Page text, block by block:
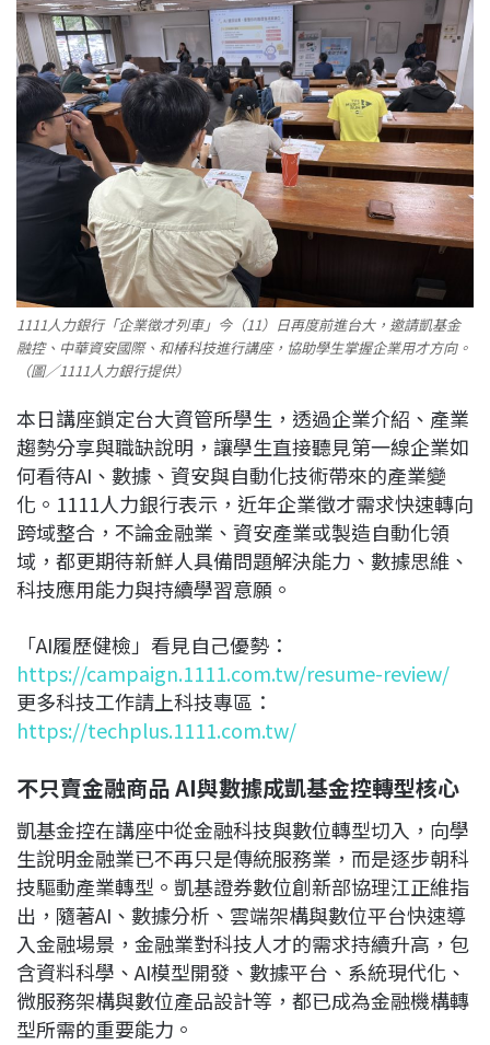
1111人力銀行「企業徵才列車」今（11）日再度前進台大，邀請凱基金
融控、中華資安國際、和椿科技進行講座，協助學生掌握企業用才方向。
（圖／1111人力銀行提供）
本日講座鎖定台大資管所學生，透過企業介紹、產業
趨勢分享與職缺說明，讓學生直接聽見第一線企業如
何看待AI、數據、資安與自動化技術帶來的產業變
化。1111人力銀行表示，近年企業徵才需求快速轉向
跨域整合，不論金融業、資安產業或製造自動化領
域，都更期待新鮮人具備問題解決能力、數據思維、
科技應用能力與持續學習意願。
「AI履歷健檢」看見自己優勢：
https://campaign.1111.com.tw/resume-review/
更多科技工作請上科技專區：
https://techplus.1111.com.tw/
不只賣金融商品 AI與數據成凱基金控轉型核心
凱基金控在講座中從金融科技與數位轉型切入，向學
生說明金融業已不再只是傳統服務業，而是逐步朝科
技驅動產業轉型。凱基證券數位創新部協理江正維指
出，隨著AI、數據分析、雲端架構與數位平台快速導
入金融場景，金融業對科技人才的需求持續升高，包
含資料科學、AI模型開發、數據平台、系統現代化、
微服務架構與數位產品設計等，都已成為金融機構轉
型所需的重要能力。